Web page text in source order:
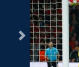
التالى